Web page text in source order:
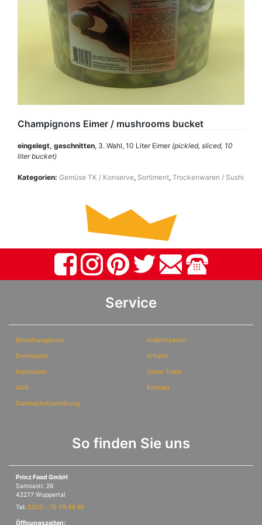
Champignons Eimer / mushrooms bucket
eingelegt, geschnitten, 3. Wahl, 10 Liter Eimer (pickled, sliced, 10
liter bucket)
Kategorien: Gemüse TK / Konserve, Sortiment, Trockenwaren / Sushi
Service
Monatsangebote
Downloads
Impressum
AGB
Datenschutzerklärung
Anlieferzeiten
Anfahrt
Unser Team
Kontakt
So finden Sie uns
Prinz Food GmbH
Samoastr. 26
42277 Wuppertal
Tel: 0202 - 76 95 48 86
Öffnungszeiten: